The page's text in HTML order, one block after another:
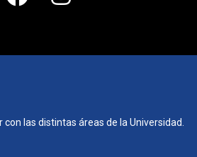
las distintas áreas de la Universidad.